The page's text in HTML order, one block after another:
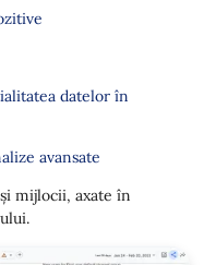
datelor în
avansate
mijlocii, axate în